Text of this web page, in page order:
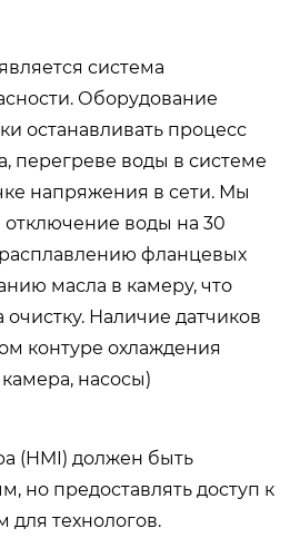
система
Оборудование
останавливать процесс
перегреве воды в системе
напряжения в сети. Мы
отключение воды на 30
фланцевых
масла в камеру, что
Наличие датчиков
контуре охлаждения
насосы)
(HMI) должен быть
но предоставлять доступ к
для технологов.